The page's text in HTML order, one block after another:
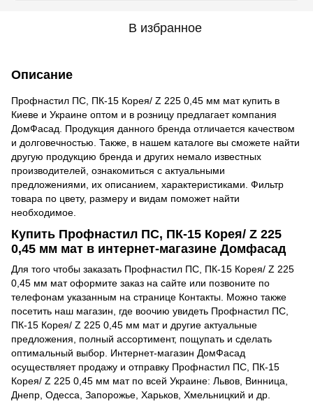
В избранное
Описание
Профнастил ПС, ПК-15 Корея/ Z 225 0,45 мм мат купить в
Киеве и Украине оптом и в розницу предлагает компания
ДомФасад. Продукция данного бренда отличается качеством
и долговечностью. Также, в нашем каталоге вы сможете найти
другую продукцию бренда и других немало известных
производителей, ознакомиться с актуальными
предложениями, их описанием, характеристиками. Фильтр
товара по цвету, размеру и видам поможет найти
необходимое.
Купить Профнастил ПС, ПК-15 Корея/ Z 225
0,45 мм мат в интернет-магазине Домфасад
Для того чтобы заказать Профнастил ПС, ПК-15 Корея/ Z 225
0,45 мм мат оформите заказ на сайте или позвоните по
телефонам указанным на странице Контакты. Можно также
посетить наш магазин, где воочию увидеть Профнастил ПС,
ПК-15 Корея/ Z 225 0,45 мм мат и другие актуальные
предложения, полный ассортимент, пощупать и сделать
оптимальный выбор. Интернет-магазин ДомФасад
осуществляет продажу и отправку Профнастил ПС, ПК-15
Корея/ Z 225 0,45 мм мат по всей Украине: Львов, Винница,
Днепр, Одесса, Запорожье, Харьков, Хмельницкий и др.